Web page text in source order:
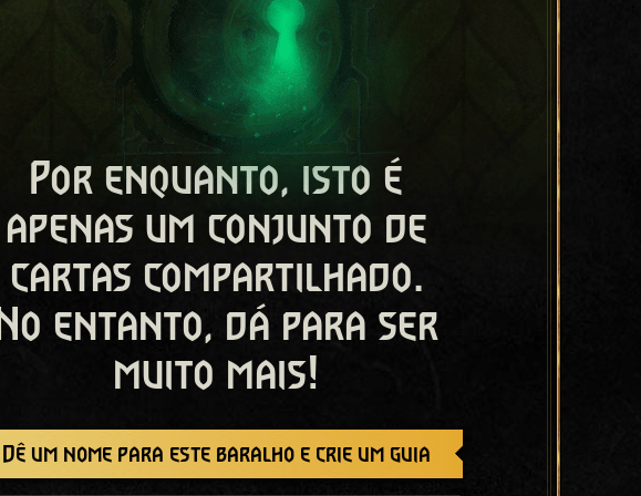
Por enquanto, isto é
apenas um conjunto de
cartas compartilhado.
No entanto, dá para ser
muito mais!
Dê um nome para este baralho e crie um guia